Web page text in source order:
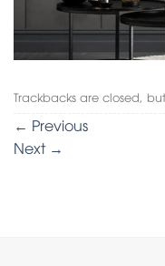
Trackbacks are closed,
← Previous
Next →